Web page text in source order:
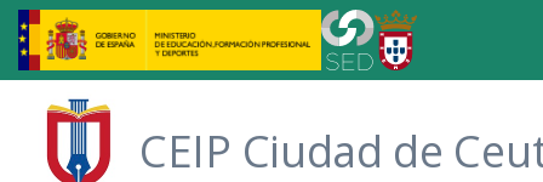
Saltar al contenido principal
CEIP Ciudad de